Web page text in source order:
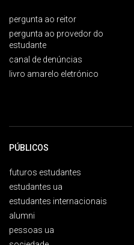
pergunta ao reitor
pergunta ao provedor do
estudante
canal de denúncias
livro amarelo eletrónico
PÚBLICOS
futuros estudantes
estudantes ua
estudantes internacionais
alumni
pessoas ua